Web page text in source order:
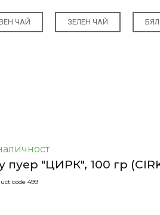
ЧАЙ ЗЕЛЕН ЧАЙ
пуер "ЦИРК", 100 гр
code 499